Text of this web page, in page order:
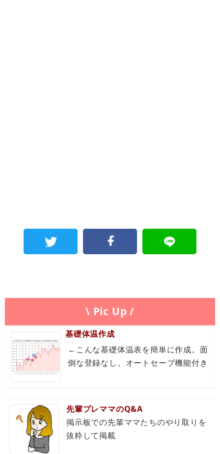
\ Pic Up /
基礎体温作成
←こんな基礎体温表を簡単に作成。面
倒な登録なし。オートセーブ機能付き
先輩プレママのQ&A
掲示板での先輩ママたちのやり取りを
抜粋して掲載